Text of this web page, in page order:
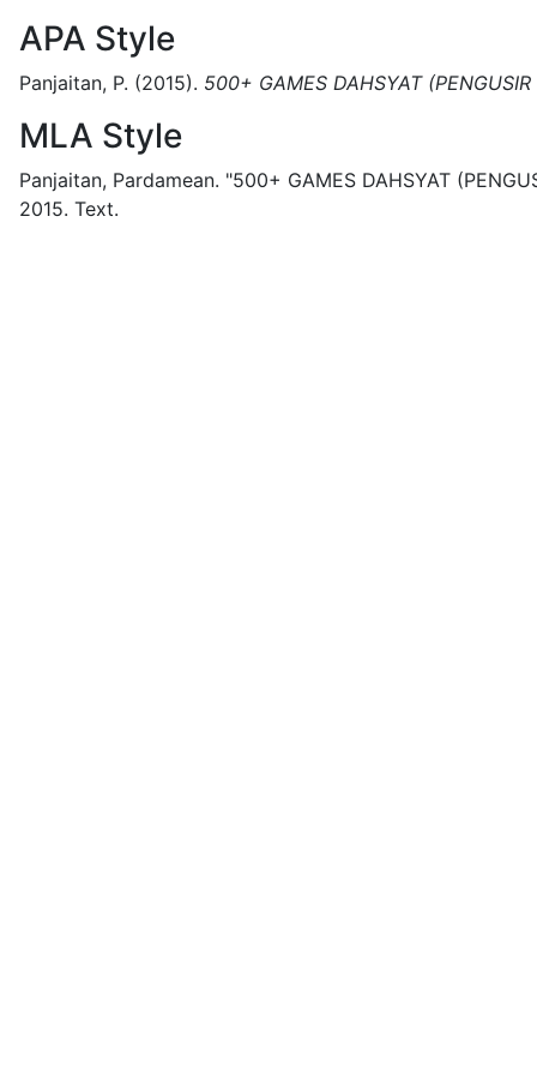
APA Style
Panjaitan, P. (2015). 500+ GAMES DAHSYAT
MLA Style
Panjaitan, Pardamean. "500+ GAMES DAHSYAT
2015. Text.